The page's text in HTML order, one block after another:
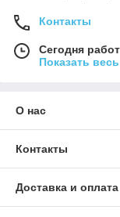
Контакты
Сегодня
Показать
О нас
Контакты
Доставка и оплата